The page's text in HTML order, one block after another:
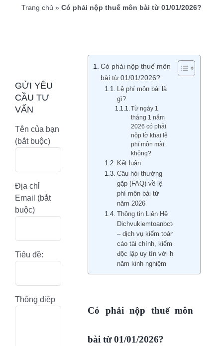
Trang chủ » Có phải nộp thuế môn bài từ 01/01/2026?
Có phải nộp thuế môn
bài từ 01/01/2026?
Lệ phí môn bài là
gì?
Từ ngày 1
tháng 1 năm
2026 có phải
nộp tờ khai lệ
phí môn mài
không?
Kết luận
Câu hỏi thường
gặp (FAQ) về lệ
phí môn bài từ
năm 2026
Thông tin Liên Hệ
Dichvukiemtoanbctc.com
– dịch vụ kiểm toán báo
cáo tài chính, kiểm toán
độc lập uy tín với hơn 15
năm kinh nghiệm
Có phải nộp thuế môn
bài từ 01/01/2026?
GỬI YÊU
CẦU TƯ
VẤN
Tên của bạn
(bắt buộc)
Địa chỉ
Email (bắt
buộc)
Tiêu đề:
Thông điệp